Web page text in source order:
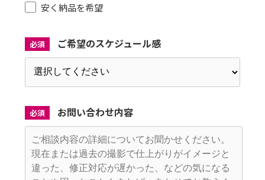
安く納品を希望
必須 ご希望のスケジュール感
必須 お問い合わせ内容